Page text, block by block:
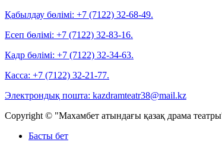
Қабылдау бөлімі: +7 (7122) 32-68-49.
Есеп бөлімі: +7 (7122) 32-83-16.
Кадр бөлімі: +7 (7122) 32-34-63.
Касса: +7 (7122) 32-21-77.
Электрондық пошта: kazdramteatr38@mail.kz
Copyright © "Махамбет атындағы қазақ драма
Басты бет